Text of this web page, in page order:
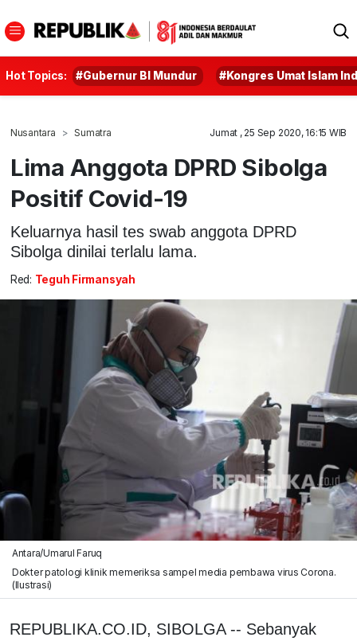
Hot Topics: #Gubernur BI Mundur #Kongres Umat Islam
Nusantara Sumatra Jumat , 25 Sep 2020, 16:15 WIB
Lima Anggota DPRD Sibolga
Positif Covid-19
Keluarnya hasil tes swab anggota DPRD
Sibolga dinilai terlalu lama.
Red: Teguh Firmansyah
Antara/Umarul Faruq
Dokter patologi klinik memeriksa sampel media pembawa virus Corona.
(Ilustrasi)
REPUBLIKA.CO.ID, SIBOLGA -- Sebanyak